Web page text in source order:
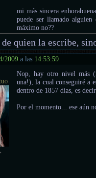
mi más sincera
puede ser llamado
máximo no??
quien la escribe,
2009 a las 14:53:59
Nop, hay otro nivel más
una!), la cual conseguiré a
dentro de 1857 días, es
Por el momento... ese aún